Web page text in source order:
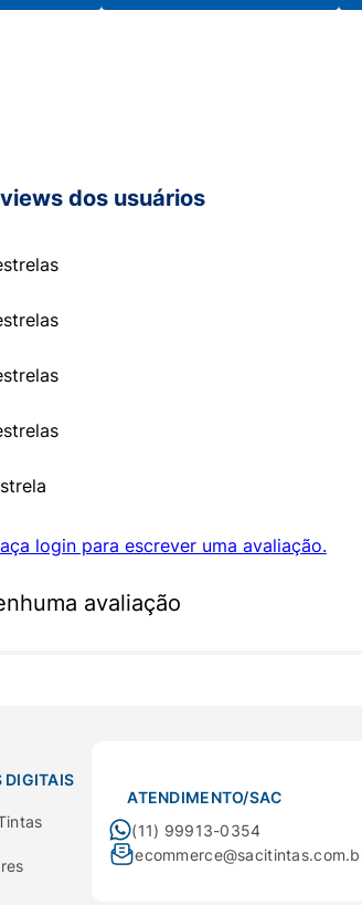
dos usuários
login para escrever uma avaliação.
avaliação
DIGITAIS
ATENDIMENTO/SAC
(11) 99913-0354